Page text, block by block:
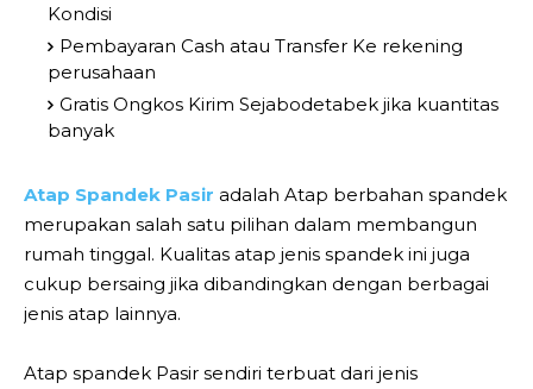
Kondisi
Pembayaran Cash atau Transfer Ke rekening
perusahaan
Gratis Ongkos Kirim Sejabodetabek jika kuantitas
banyak
Atap Spandek Pasir adalah Atap berbahan spandek
merupakan salah satu pilihan dalam membangun
rumah tinggal. Kualitas atap jenis spandek ini juga
cukup bersaing jika dibandingkan dengan berbagai
jenis atap lainnya.
Atap spandek Pasir sendiri terbuat dari jenis